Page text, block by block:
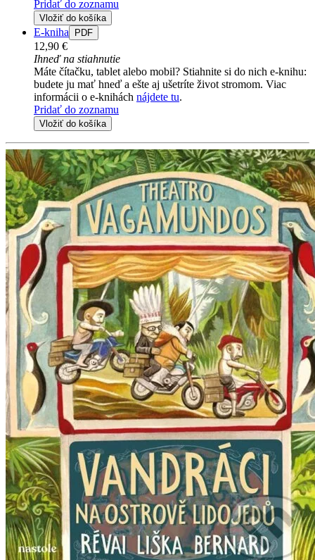
Pridať do zoznamu
Vložiť do košíka
E-kniha PDF
12,90 €
Ihneď na stiahnutie
Máte čítačku, tablet alebo mobil? Stiahnite si do nich e-knihu:
budete ju mať hneď a ešte aj ušetríte život stromom. Viac
informácii o e-knihách nájdete tu.
Pridať do zoznamu
Vložiť do košíka